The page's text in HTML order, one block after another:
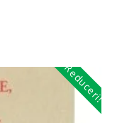
Reduceri!